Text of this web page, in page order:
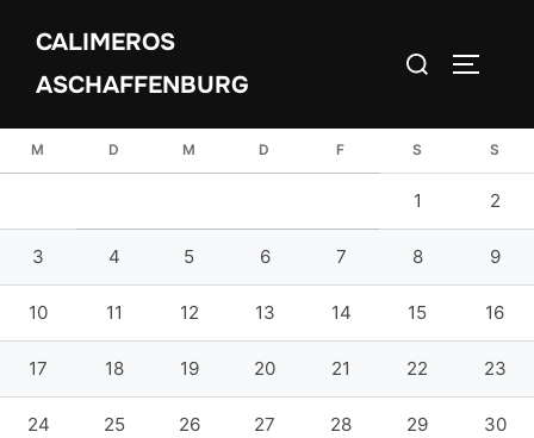
Inhalt
springen
CALIMEROS
ASCHAFFENBURG
Suchen
M D M D F S S
1 2
3 4 5 6 7 8 9
10 11 12 13 14 15 16
17 18 19 20 21 22 23
24 25 26 27 28 29 30